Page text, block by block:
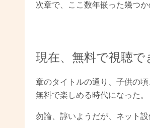
次章で、ここ数年嵌った幾つ
現在、無料で視聴で
章のタイトルの通り、子供の
無料で楽しめる時代になった。
勿論、諄いようだが、ネット